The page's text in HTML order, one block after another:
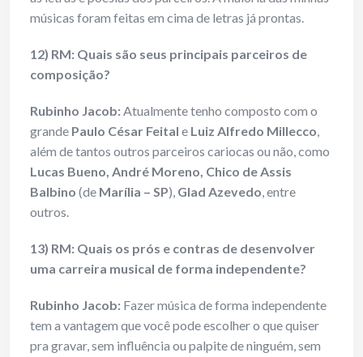
músicas foram feitas em cima de letras já prontas.
12) RM: Quais são seus principais parceiros de
composição?
Rubinho Jacob:Atualmente tenho composto com o
grande Paulo César Feital e Luiz Alfredo Millecco,
além de tantos outros parceiros cariocas ou não, como
Lucas Bueno, André Moreno, Chico de Assis
Balbino (de Marília – SP), Glad Azevedo, entre
outros.
13) RM: Quais os prós e contras de desenvolver
uma carreira musical de forma independente?
Rubinho Jacob: Fazer música de forma independente
tem a vantagem que você pode escolher o que quiser
pra gravar, sem influência ou palpite de ninguém, sem